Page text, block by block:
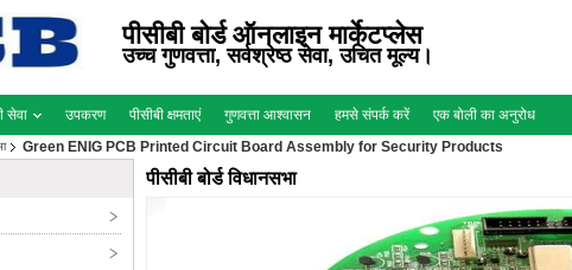
पीसीबी बोर्ड ऑनलाइन मार्केटप्लेस
उच्च गुणवत्ता, सर्वश्रेष्ठ सेवा, उचित मूल्य।
सेवा उपकरण पीसीबी क्षमताएं गुणवत्ता आश्वासन हमसे संपर्क करें एक बोली का अनुरोध
Green ENIG PCB Printed Circuit Board Assembly for Security Products
पीसीबी बोर्ड विधानसभा